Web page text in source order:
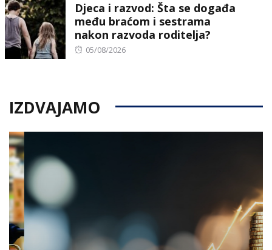
Djeca i razvod: Šta se događa
među braćom i sestrama
nakon razvoda roditelja?
Posted
05/08/2026
IZDVAJAMO